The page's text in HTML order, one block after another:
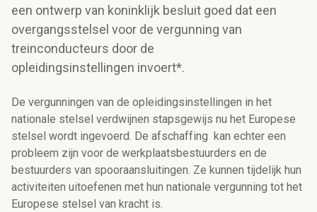
een ontwerp van koninklijk besluit goed dat een
overgangsstelsel voor de vergunning van
treinconducteurs door de
opleidingsinstellingen invoert*.
De vergunningen van de opleidingsinstellingen in het
nationale stelsel verdwijnen stapsgewijs nu het Europese
stelsel wordt ingevoerd. De afschaffing kan echter een
probleem zijn voor de werkplaatsbestuurders en de
bestuurders van spooraansluitingen. Ze kunnen tijdelijk hun
activiteiten uitoefenen met hun nationale vergunning tot het
Europese stelsel van kracht is.